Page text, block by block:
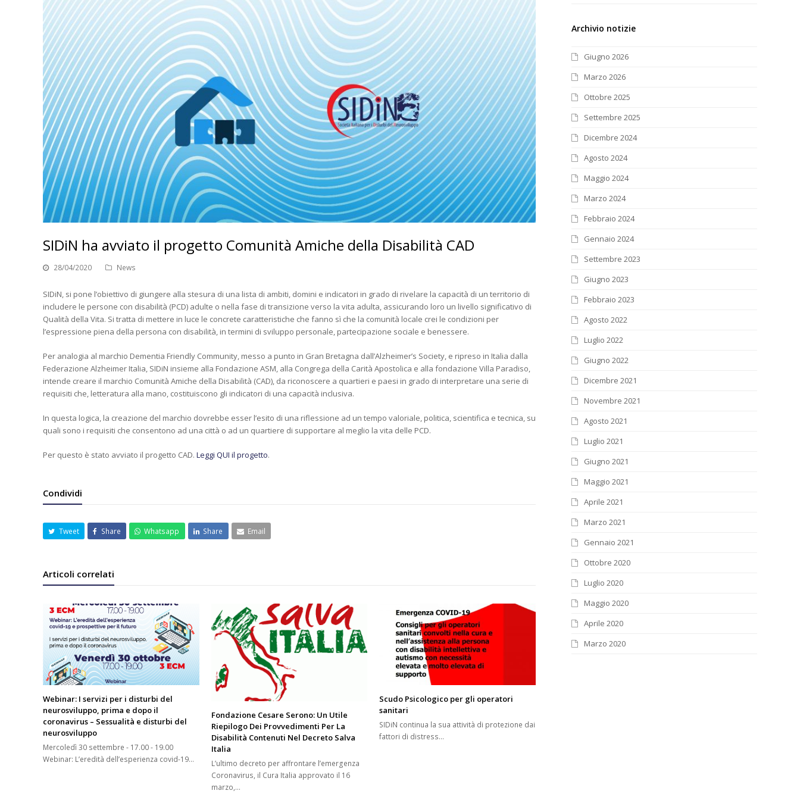
SIDiN ha avviato il progetto Comunità Amiche della Disabilità CAD
28/04/2020 News
SIDiN, si pone l’obiettivo di giungere alla stesura di una lista di ambiti, domini e indicatori in grado di rivelare la capacità di un territorio di
includere le persone con disabilità (PCD) adulte o nella fase di transizione verso la vita adulta, assicurando loro un livello significativo di
Qualità della Vita. Si tratta di mettere in luce le concrete caratteristiche che fanno sì che la comunità locale crei le condizioni per
l’espressione piena della persona con disabilità, in termini di sviluppo personale, partecipazione sociale e benessere.
Per analogia al marchio Dementia Friendly Community, messo a punto in Gran Bretagna dall’Alzheimer’s Society, e ripreso in Italia dalla
Federazione Alzheimer Italia, SIDiN insieme alla Fondazione ASM, alla Congrega della Carità Apostolica e alla fondazione Villa Paradiso,
intende creare il marchio Comunità Amiche della Disabilità (CAD), da riconoscere a quartieri e paesi in grado di interpretare una serie di
requisiti che, letteratura alla mano, costituiscono gli indicatori di una capacità inclusiva.
In questa logica, la creazione del marchio dovrebbe esser l’esito di una riflessione ad un tempo valoriale, politica, scientifica e tecnica, su
quali sono i requisiti che consentono ad una città o ad un quartiere di supportare al meglio la vita delle PCD.
Per questo è stato avviato il progetto CAD. Leggi QUI il progetto.
Condividi
Tweet Share Whatsapp Share Email
Articoli correlati
Webinar: I servizi per i disturbi del
neurosviluppo, prima e dopo il
coronavirus – Sessualità e disturbi del
neurosviluppo
Mercoledì 30 settembre - 17.00 - 19.00
Webinar: L’eredità dell’esperienza covid-19…
Fondazione Cesare Serono: Un Utile
Riepilogo Dei Provvedimenti Per La
Disabilità Contenuti Nel Decreto Salva
Italia
L’ultimo decreto per affrontare l’emergenza
Coronavirus, il Cura Italia approvato il 16
marzo,…
Scudo Psicologico per gli operatori
sanitari
SIDiN continua la sua attività di protezione dai
fattori di distress…
Archivio notizie
Giugno 2026
Marzo 2026
Ottobre 2025
Settembre 2025
Dicembre 2024
Agosto 2024
Maggio 2024
Marzo 2024
Febbraio 2024
Gennaio 2024
Settembre 2023
Giugno 2023
Febbraio 2023
Agosto 2022
Luglio 2022
Giugno 2022
Dicembre 2021
Novembre 2021
Agosto 2021
Luglio 2021
Giugno 2021
Maggio 2021
Aprile 2021
Marzo 2021
Gennaio 2021
Ottobre 2020
Luglio 2020
Maggio 2020
Aprile 2020
Marzo 2020